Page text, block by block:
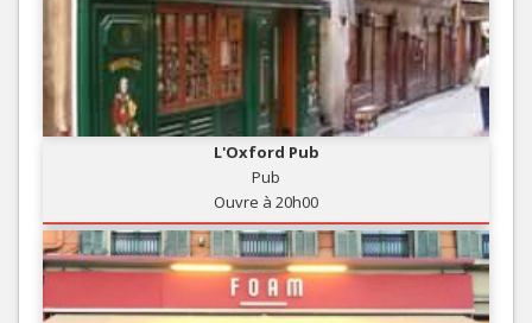
L'Oxford Pub
Pub
Ouvre à 20h00